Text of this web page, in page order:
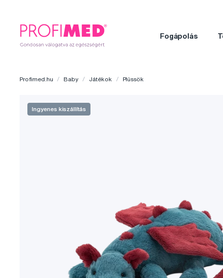
Fogápolás
Profimed.hu Baby Játékok Plüssök
Ingyenes kiszállítás